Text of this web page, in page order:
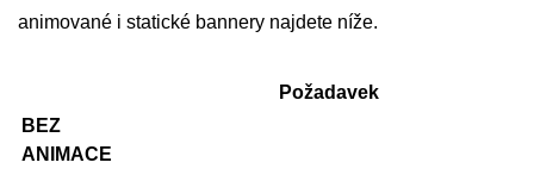
animované i statické bannery najdete níže.
Požadavek
BEZ
ANIMACE